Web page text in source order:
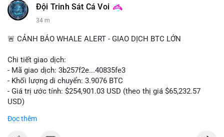
Đội Trinh Sát Cá Voi
34 m
🚨 CẢNH BÁO WHALE ALERT - GIAO DỊCH BTC LỚN
Chi tiết giao dịch:
- Mã giao dịch: 3b257f2e...40835fe3
- Khối lượng di chuyển: 3.9076 BTC
- Giá trị ước tính: $254,901.03 USD (theo thị giá $65,232.57
USD)
Đọc thêm